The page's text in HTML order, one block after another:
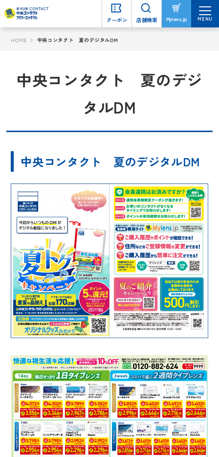
クーポン 店舗検索 Mylens.jp MENU
HOME 中央コンタクト 夏のデジタルDM
中央コンタクト 夏のデジ
タルDM
中央コンタクト 夏のデジタルDM
クーポン 店舗検索 Mylens.jp MENU